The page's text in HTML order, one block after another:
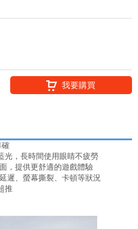
我要購買
確
光，長時間使用眼睛不疲勞
，提供更舒適的遊戲體驗
遲、螢幕撕裂、卡頓等狀況
推